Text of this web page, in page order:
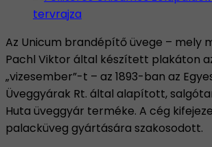
Az Unicum brandépítő üvege – mely
Pachl Viktor által készített plakáton
„vizesember”-t – az 1893-ban az
Üveggyárak Rt. által alapított,
Huta üveggyár terméke. A cég
palacküveg gyártására szakosodott.